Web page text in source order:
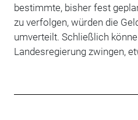
bestimmte, bisher fest
zu verfolgen, würden die
umverteilt. Schließlich
Landesregierung zwingen,